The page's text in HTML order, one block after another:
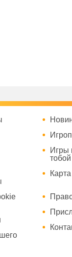
Игры
тобой